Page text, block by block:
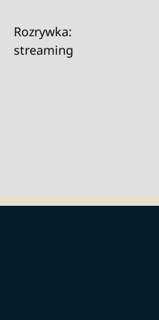
Rozrywka:
streaming